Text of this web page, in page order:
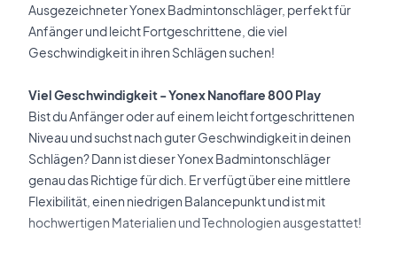
Ausgezeichneter Yonex Badmintonschläger, perfekt für
Anfänger und leicht Fortgeschrittene, die viel
Geschwindigkeit in ihren Schlägen suchen!
Viel Geschwindigkeit - Yonex Nanoflare 800 Play
Bist du Anfänger oder auf einem leicht fortgeschrittenen
Niveau und suchst nach guter Geschwindigkeit in deinen
Schlägen? Dann ist dieser Yonex Badmintonschläger
genau das Richtige für dich. Er verfügt über eine mittlere
Flexibilität, einen niedrigen Balancepunkt und ist mit
hochwertigen Materialien und Technologien ausgestattet!